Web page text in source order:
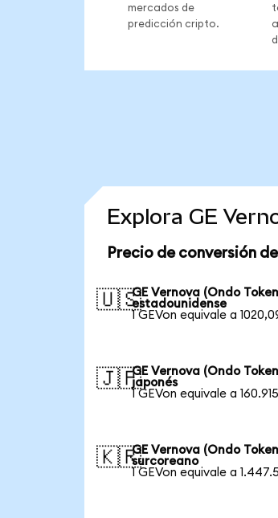
mercados de
predicción cripto.
Explora GE
Precio de conversión
🇺🇸GE Vernova (Ondo
estadounidense
1 GEVon equivale a
🇯🇵GE Vernova (Ondo
japonés
1 GEVon equivale a
🇰🇷GE Vernova (Ondo
surcoreano
1 GEVon equivale a